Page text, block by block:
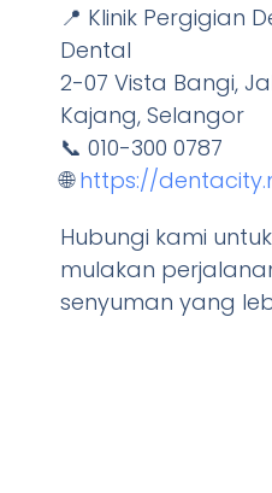
📍 Klinik Pergigian
Dental
2-07 Vista Bangi,
Kajang, Selangor
📞 010-300 0787
🌐https://
Hubungi kami
mulakan
senyuman yang